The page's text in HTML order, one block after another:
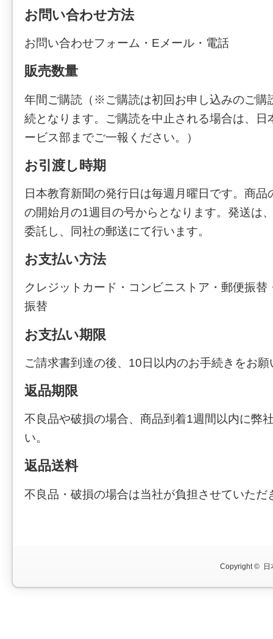
お問い合わせ方法
お問い合わせフォーム・Eメール・電話
販売数量
年間ご購読（※ご購読は初回お申し込みのご購
続となります。ご購読を中止される場合は、日
ービス部までご一報ください。）
お引渡し時期
日本教育新聞の発行日は毎週月曜日です。商
の開始月の1週目の号からとなります。発送は
委託し、同社の郵送にて行います。
お支払い方法
クレジットカード・コンビニストア・郵便振替
振替
お支払い期限
ご請求書到達の後、10日以内のお手続きをお
返品期限
不良品や破損の場合、商品到着1週間以内に弊
い。
返品送料
不良品・破損の場合は当社が負担させていただ
Copyright © 日